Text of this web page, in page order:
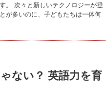
。 次々と新しいテクノロジーが登
が多いのに、子どもたちは一体何
ない？ 英語力を育